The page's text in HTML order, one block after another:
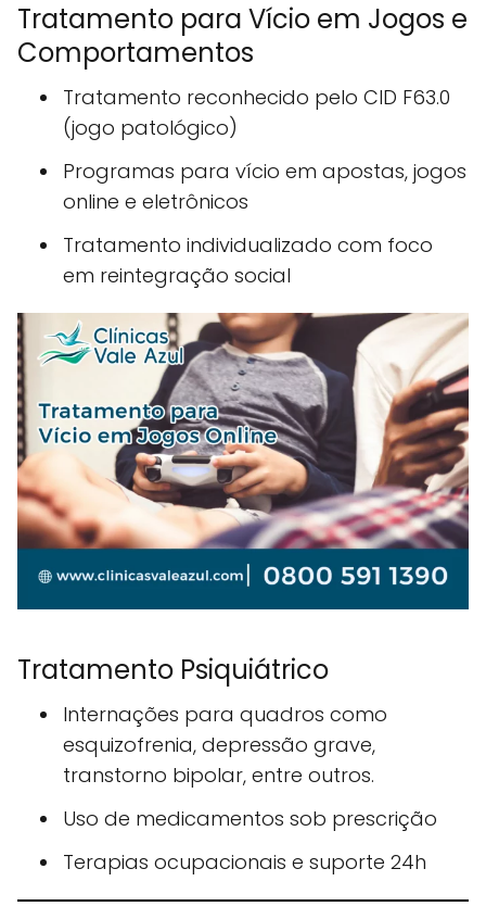
Tratamento para Vício em Jogos e
Comportamentos
Tratamento reconhecido pelo CID F63.0
(jogo patológico)
Programas para vício em apostas, jogos
online e eletrônicos
Tratamento individualizado com foco
em reintegração social
Tratamento Psiquiátrico
Internações para quadros como
esquizofrenia, depressão grave,
transtorno bipolar, entre outros.
Uso de medicamentos sob prescrição
Terapias ocupacionais e suporte 24h